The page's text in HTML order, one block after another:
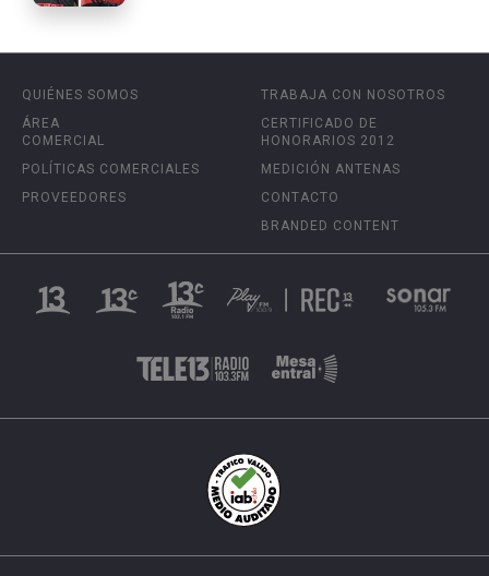
QUIÉNES SOMOS
ÁREA
COMERCIAL
POLÍTICAS COMERCIALES
PROVEEDORES
TRABAJA CON NOSOTROS
CERTIFICADO DE
HONORARIOS 2012
MEDICIÓN ANTENAS
CONTACTO
BRANDED CONTENT